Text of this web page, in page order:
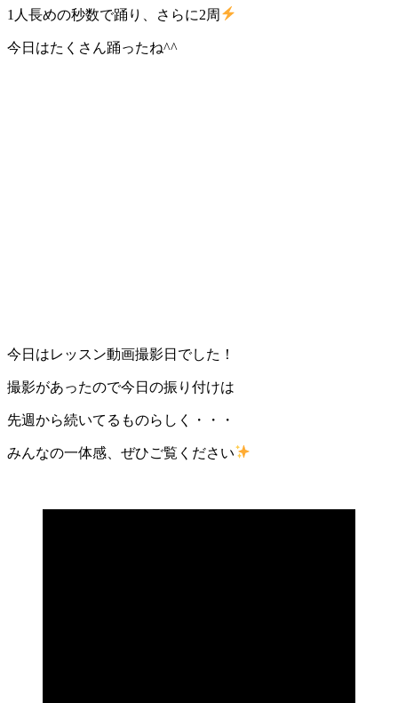
1人長めの秒数で踊り、さらに2周
今日はたくさん踊ったね^^
今日はレッスン動画撮影日でした！
撮影があったので今日の振り付けは
先週から続いてるものらしく・・・
みんなの一体感、ぜひご覧ください